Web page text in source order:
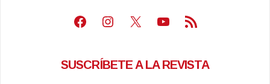
Facebook
Instagram
X Youtube
Feed RSS
SUSCRÍBETE A LA REVISTA